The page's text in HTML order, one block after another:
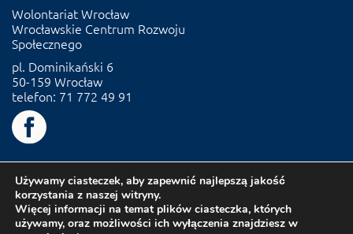
Wolontariat Wrocław
Wrocławskie Centrum Rozwoju
Społecznego
pl. Dominikański 6
50-159 Wrocław
telefon: 71 772 49 91
Używamy ciasteczek, aby zapewnić najlepszą jakość
korzystania z naszej witryny.
Więcej informacji na temat plików ciasteczka, których
używamy, oraz możliwości ich wyłączenia znajdziesz w